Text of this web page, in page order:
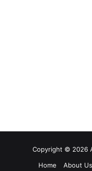
Copyright © 2026
Home
About Us